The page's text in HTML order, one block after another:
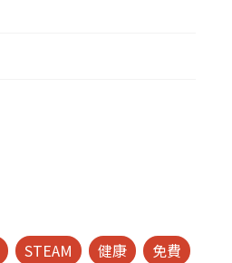
STEAM 健康
免費